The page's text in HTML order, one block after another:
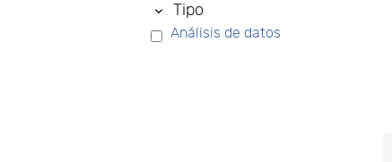
Tipo
Análisis de datos